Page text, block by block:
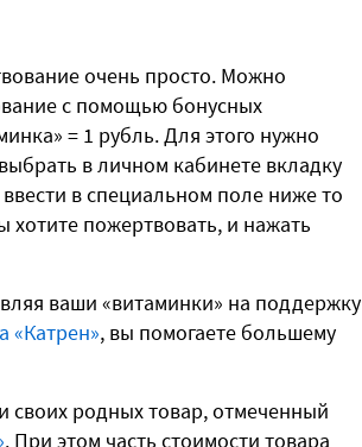
очень просто. Можно
с помощью бонусных
= 1 рубль. Для этого нужно
в личном кабинете вкладку
ввести в специальном поле ниже то
хотите пожертвовать, и нажать
ваши «витаминки» на поддержку
«Катрен», вы помогаете большему
своих родных товар, отмеченный
. При этом часть стоимости товара